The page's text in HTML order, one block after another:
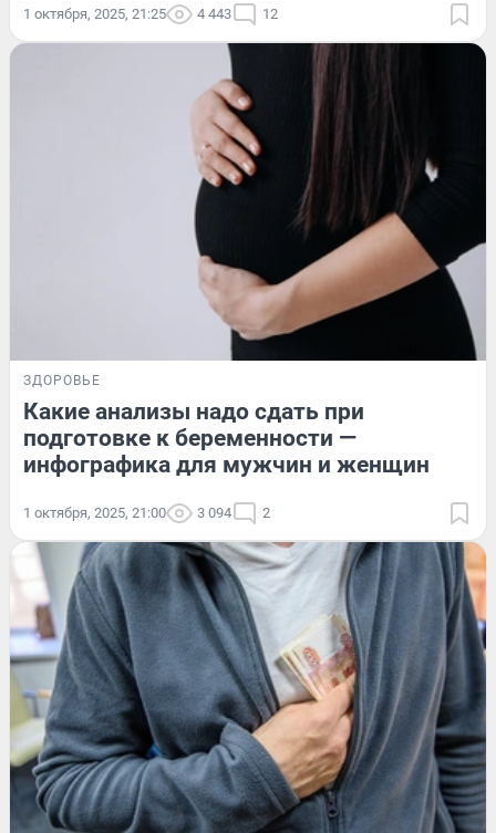
1 октября, 2025, 21:25 4 443 12
ЗДОРОВЬЕ
Какие анализы надо сдать при
подготовке к беременности —
инфографика для мужчин и женщин
1 октября, 2025, 21:00 3 094 2